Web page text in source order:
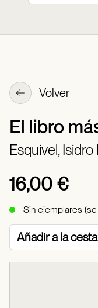
Volver
El libro
Esquivel, Isidro
16,00 €
Sin ejemplares
Añadir a la cesta